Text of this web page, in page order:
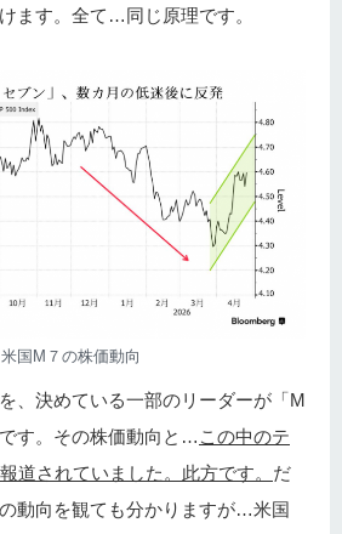
ます。全て…同じ原理です。
米国M７の株価動向
、決めている一部のリーダーが「M
す。その株価動向と… この中のテ
道されていました。此方です。 だ
動向を観ても分かりますが…米国